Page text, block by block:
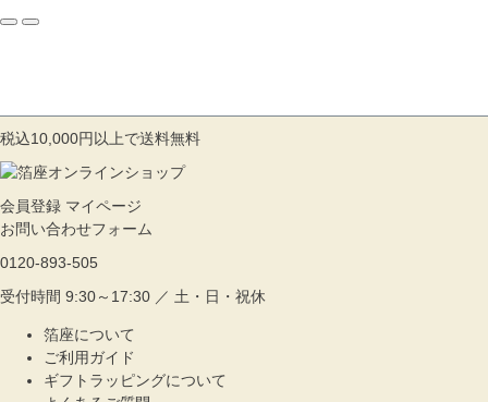
税込10,000円以上で送料無料
会員登録 マイページ
お問い合わせフォーム
0120-893-505
受付時間 9:30～17:30 ／ 土・日・祝休
箔座について
ご利用ガイド
ギフトラッピングについて